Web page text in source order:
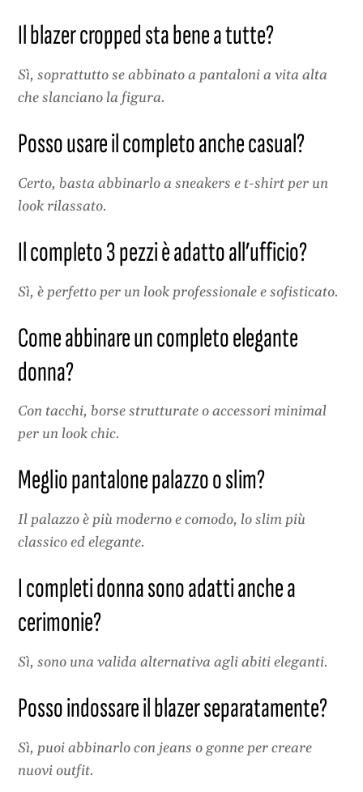
Il blazer cropped sta bene a tutte?
Sì, soprattutto se abbinato a pantaloni a vita alta
che slanciano la figura.
Posso usare il completo anche casual?
Certo, basta abbinarlo a sneakers e t-shirt per un
look rilassato.
Il completo 3 pezzi è adatto all’ufficio?
Sì, è perfetto per un look professionale e sofisticato.
Come abbinare un completo elegante
donna?
Con tacchi, borse strutturate o accessori minimal
per un look chic.
Meglio pantalone palazzo o slim?
Il palazzo è più moderno e comodo, lo slim più
classico ed elegante.
I completi donna sono adatti anche a
cerimonie?
Sì, sono una valida alternativa agli abiti eleganti.
Posso indossare il blazer separatamente?
Sì, puoi abbinarlo con jeans o gonne per creare
nuovi outfit.